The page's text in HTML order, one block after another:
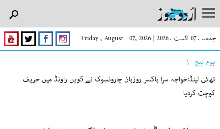
جمعہ ، 07 اگست ، 2026 |
Friday , August 07, 2026
You are here
ہوم پیچ
تھائی لینڈ:خواجہ سرا باکسر روزبان چارونسوک نے 5ویں راونڈ میں حریف
کوچت کردیا